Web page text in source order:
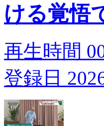
ける覚悟
再生時間
登録日